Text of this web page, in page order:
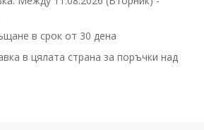
в срок от 30 дена
в цялата страна за поръчки над